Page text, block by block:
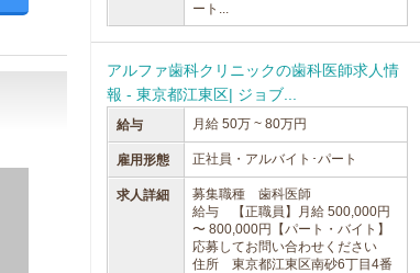
ート...
アルファ歯科クリニックの歯科医師求人情
報 - 東京都江東区| ジョブ...
給与 月給 50万 ~ 80万円
雇用形態 正社員・アルバイト･パート
求人詳細
募集職種 歯科医師
給与 【正職員】月給 500,000円
〜 800,000円【パート・バイト】
応募してお問い合わせください
住所 東京都江東区南砂6丁目4番